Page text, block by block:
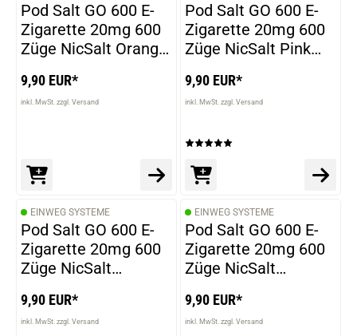
Pod Salt GO 600 E-
Zigarette 20mg 600
Züge NicSalt Orange
9,90 EUR*
inkl. MwSt. zzgl. Versand
Pod Salt GO 600 E-
Zigarette 20mg 600
Züge NicSalt Pink
9,90 EUR*
inkl. MwSt. zzgl. Versand
EINWEG SYSTEME
Pod Salt GO 600 E-
Zigarette 20mg 600
Züge NicSalt
9,90 EUR*
inkl. MwSt. zzgl. Versand
EINWEG SYSTEME
Pod Salt GO 600 E-
Zigarette 20mg 600
Züge NicSalt
9,90 EUR*
inkl. MwSt. zzgl. Versand